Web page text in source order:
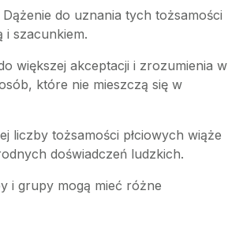
do uznania tych tożsamości
i szacunkiem.
większej akceptacji i zrozumienia w
które nie mieszczą się w
liczby tożsamości płciowych wiąże
doświadczeń ludzkich.
i grupy mogą mieć różne